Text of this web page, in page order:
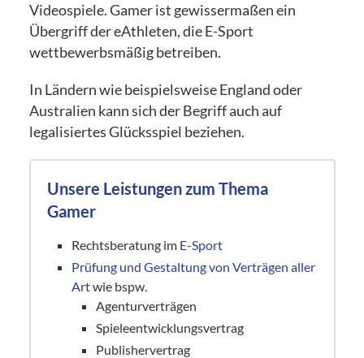
Videospiele. Gamer ist gewissermaßen ein
Übergriff der eAthleten, die E-Sport
wettbewerbsmäßig betreiben.
In Ländern wie beispielsweise England oder
Australien kann sich der Begriff auch auf
legalisiertes Glücksspiel beziehen.
Unsere Leistungen zum Thema
Gamer
Rechtsberatung im E-Sport
Prüfung und Gestaltung von Verträgen aller
Artwie bspw.
Agenturverträgen
Spieleentwicklungsvertrag
Publishervertrag